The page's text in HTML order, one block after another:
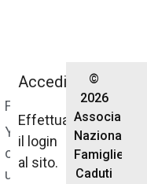
Facebook
Y
o
u
Accedi
Effettua
il login
al sito.
©
2026
Associazione
Nazionale
Famiglie
Caduti